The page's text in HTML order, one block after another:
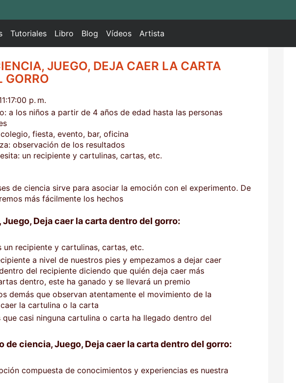
(
c
r
r
n
t
)
Tutoriales Libro Blog Vídeos Artista
JUEGO, DEJA CAER LA CARTA
GORRO
p. m.
a los niños a partir de 4 años de edad hasta las personas
fiesta, evento, bar, oficina
observación de los resultados
un recipiente y cartulinas, cartas, etc.
de ciencia sirve para asociar la emoción con el experimento. De
más fácilmente los hechos
Deja caer la carta dentro del gorro:
un recipiente y cartulinas, cartas, etc.
a nivel de nuestros pies y empezamos a dejar caer
del recipiente diciendo que quién deja caer más
dentro, este ha ganado y se llevará un premio
demás que observan atentamente el movimiento de la
la cartulina o la carta
que casi ninguna cartulina o carta ha llegado dentro del
de ciencia, Juego, Deja caer la carta dentro del gorro:
compuesta de conocimientos y experiencias es nuestra